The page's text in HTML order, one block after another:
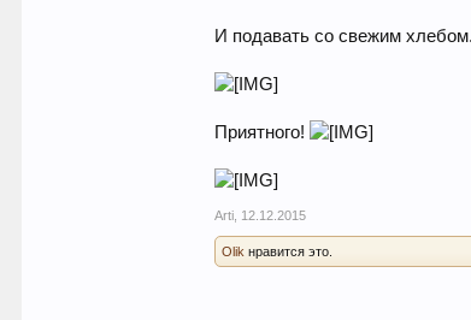
И подавать со свежим
Приятного!
Arti 12.12.2015
Olik нравится это.